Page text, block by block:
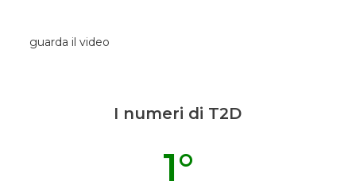
guarda il video
I numeri di T2D
1°